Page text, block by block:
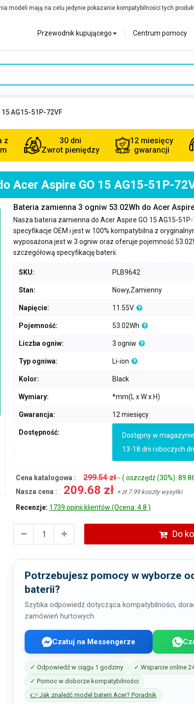
Przewodnik kupującego Centrum pomocy
AG15-51P-72VF
z
30 dni
Zwrot pieniędzy
12 miesięcy
gwarancji
Acer Aspire GO 15 AG15-51P-
Bateria zamienna 3 ogniw 53.02Wh do Acer
Nasza bateria zamienna do Acer Aspire GO 15 AG15-
specyfikacje OEM i jest w 100% kompatybilna z
wyposażona jest w 3 ogniw oraz oferuje pojemność
szczegółową specyfikację baterii.
SKU: PLB9642
Stan: Nowy,Zamienny
Napięcie: 11.55V
Pojemność: 53.02Wh
Liczba ogniw: 3 ogniw
Typ ogniwa: Li-ion
Kolor: Black
Wymiary: *mm(L x W x H)
Gwarancja: 12 miesięcy
Dostępność:
Dostępny w
13-18 dni roboczych
Cena katalogowa : 299.54 zł- ( oszczędź (30%):
Nasza cena :
209.68 zł + zł 7.99 koszty wysyłki
Recenzje: 1739 opinii klientów (Ocena: 4.8 )
Do
Potrzebujesz pomocy w wyborze
baterii?
Szybka odpowiedź dotycząca kompatybilności,
zamówień hurtowych.
Czatuj na Messengerze
✓ Odpowiedź w ciągu 1 godziny
✓ Wsparcie online
✓ Pomoc w doborze kompatybilności
👉 Jak znaleźć model baterii Acer? Poradnik